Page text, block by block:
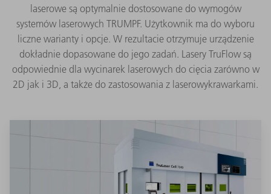
laserowe są optymalnie dostosowane do wymogów
systemów laserowych TRUMPF. Użytkownik ma do wyboru
liczne warianty i opcje. W rezultacie otrzymuje urządzenie
dokładnie dopasowane do jego zadań. Lasery TruFlow są
odpowiednie dla wycinarek laserowych do cięcia zarówno w
2D jak i 3D, a także do zastosowania z laserowykrawarkami.